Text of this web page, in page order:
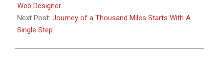
02
Web Designer
Next Post: Journey of a Thousand Miles Starts With A
Single Step..